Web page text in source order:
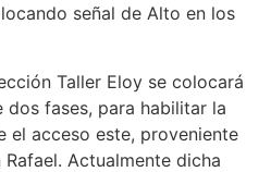
señal de Alto en los
Taller Eloy se colocará
dos fases, para habilitar la
el acceso este, proveniente
Actualmente dicha